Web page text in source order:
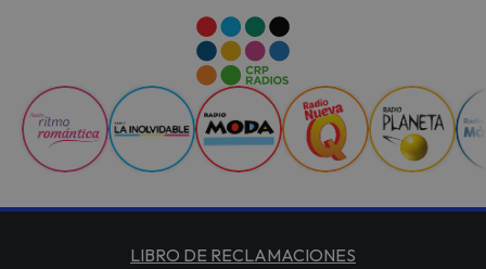
LIBRO DE RECLAMACIONES